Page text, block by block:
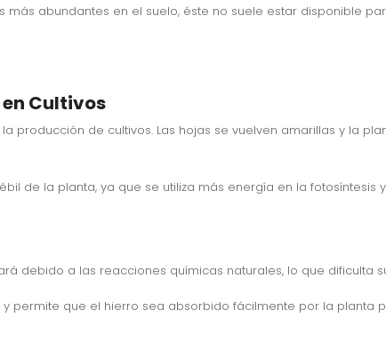
más abundantes en el suelo, éste no suele estar disponible
Cultivos
producción de cultivos. Las hojas se vuelven amarillas y la
de la planta, ya que se utiliza más energía en la
debido a las reacciones químicas naturales, lo que dificulta
permite que el hierro sea absorbido fácilmente por la planta